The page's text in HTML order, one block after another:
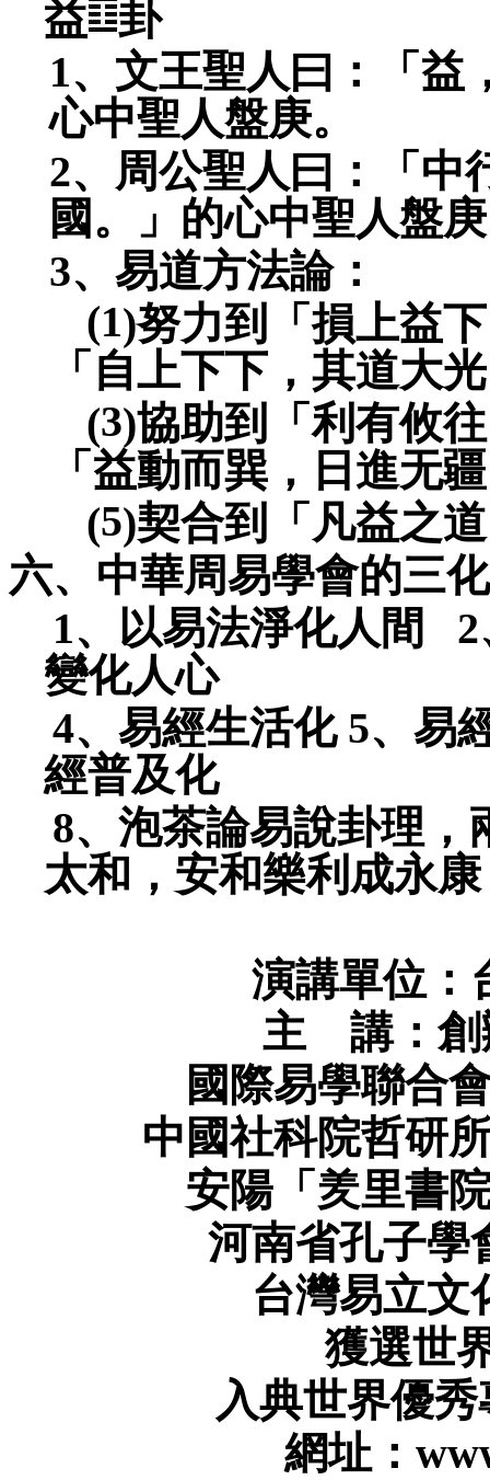
益
卦
1、文王聖人曰：「益
心中聖人盤庚。
2、周公聖人曰：「中
國。」的心中聖人盤
3、易道方法論：
(1)努力到「損上益
「自上下下，其道大
(3)協助到「利有攸
「益動而巽，日進无
(5)契合到「凡益之
六、中華周易學會的三
1、以易法淨化人間 2
變化人心
4、易經生活化5、易
經普及化
8、泡茶論易說卦理，
太和，安和樂利成永康
演講單位：
主
講：
國際易學聯合
中國社科院哲研
安陽 「羑里書
河南省孔子學
台灣易立文
獲選世
入典世界優
網址：